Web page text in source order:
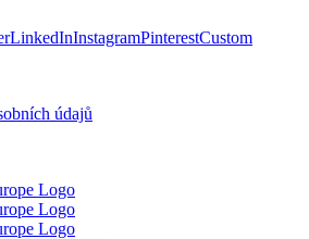
LinkedInInstagramPinterestCustom
údajů